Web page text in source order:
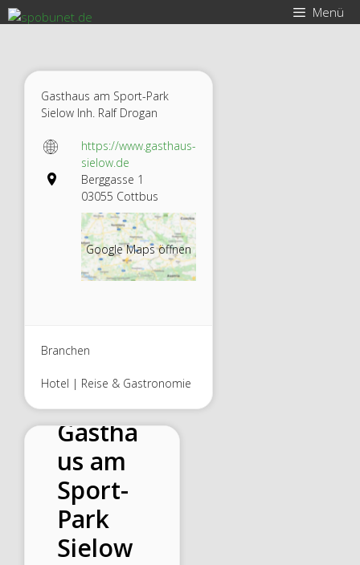
Zum
Inhalt
Menü
Gasthaus am Sport-Park
Sielow Inh. Ralf Drogan
https://www.gasthaus-
sielow.de
Berggasse 1
03055 Cottbus
Google Maps öffnen
Branchen
Hotel | Reise & Gastronomie
Gastha
us am
Sport-
Park
Sielow